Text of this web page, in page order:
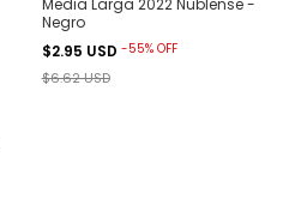
Negro
$2.95 USD -55% OFF
$6.62 USD